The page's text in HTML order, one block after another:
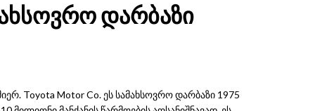
დარბაზი
Toyota Motor Co. ეს სამახსოვრო დარბაზი 1975